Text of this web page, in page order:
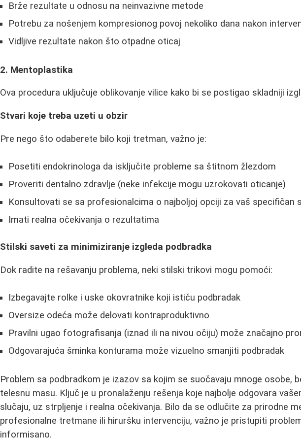
Brže rezultate u odnosu na neinvazivne metode
Potrebu za nošenjem kompresionog povoj nekoliko dana nakon
Vidljive rezultate nakon što otpadne oticaj
2. Mentoplastika
Ova procedura uključuje oblikovanje vilice kako bi se postigao skladniji
Stvari koje treba uzeti u obzir
Pre nego što odaberete bilo koji tretman, važno je:
Posetiti endokrinologa da isključite probleme sa štitnom žlezdom
Proveriti dentalno zdravlje (neke infekcije mogu uzrokovati oticanje)
Konsultovati se sa profesionalcima o najboljoj opciji za vaš specifičan
Imati realna očekivanja o rezultatima
Stilski saveti za minimiziranje izgleda podbradka
Dok radite na rešavanju problema, neki stilski trikovi mogu pomoći:
Izbegavajte rolke i uske okovratnike koji ističu podbradak
Oversize odeća može delovati kontraproduktivno
Pravilni ugao fotografisanja (iznad ili na nivou očiju) može značajno
Odgovarajuća šminka konturama može vizuelno smanjiti podbradak
Problem sa podbradkom je izazov sa kojim se suočavaju mnoge osobe,
telesnu masu. Ključ je u pronalaženju rešenja koje najbolje odgovara
slučaju, uz strpljenje i realna očekivanja. Bilo da se odlučite za prirodne
profesionalne tretmane ili hiruršku intervenciju, važno je pristupiti
informisano.